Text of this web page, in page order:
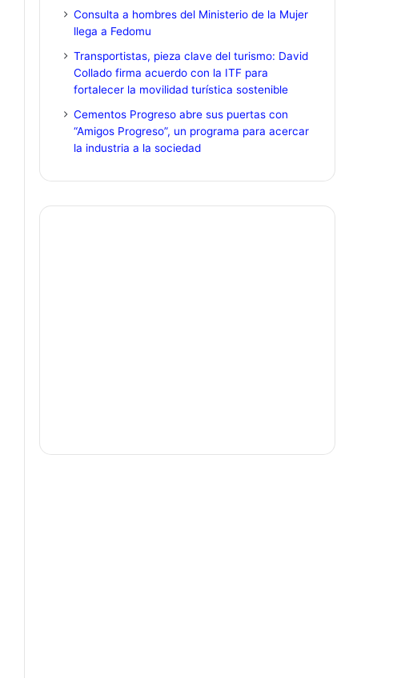
Consulta a hombres del Ministerio de la Mujer
llega a Fedomu
Transportistas, pieza clave del turismo: David
Collado firma acuerdo con la ITF para
fortalecer la movilidad turística sostenible
Cementos Progreso abre sus puertas con
“Amigos Progreso”, un programa para acercar
la industria a la sociedad